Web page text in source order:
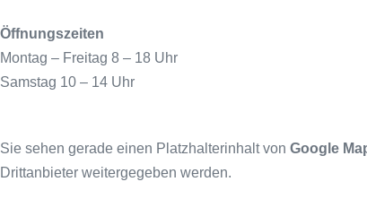
Öffnungszeiten
Montag – Freitag 8 – 18 Uhr
Samstag 10 – 14 Uhr
Sie sehen gerade einen Platzhalterinhalt von Google
Drittanbieter weitergegeben werden.